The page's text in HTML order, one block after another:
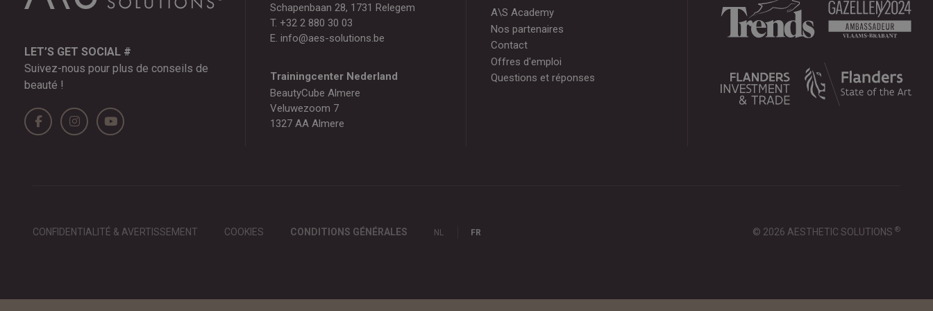
LET’S GET SOCIAL #
Suivez-nous pour plus de conseils de
beauté !
Schapenbaan 28, 1731 Relegem
T. +32 2 880 30 03
E. info@aes-solutions.be
Trainingcenter Nederland
BeautyCube Almere
Veluwezoom 7
1327 AA Almere
A\S Academy
Nos partenaires
Contact
Offres d'emploi
Questions et réponses
CONFIDENTIALITÉ & AVERTISSEMENT COOKIES CONDITIONS GÉNÉRALES NL FR © 2026 AESTHETIC SOLUTIONS ®